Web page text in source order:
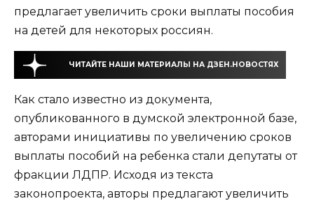
предлагает увеличить сроки выплаты пособия
на детей для некоторых россиян.
ЧИТАЙТЕ НАШИ МАТЕРИАЛЫ НА ДЗЕН.НОВОСТЯХ
Как стало известно из документа,
опубликованного в думской электронной базе,
авторами инициативы по увеличению сроков
выплаты пособий на ребенка стали депутаты от
фракции ЛДПР. Исходя из текста
законопроекта, авторы предлагают увеличить